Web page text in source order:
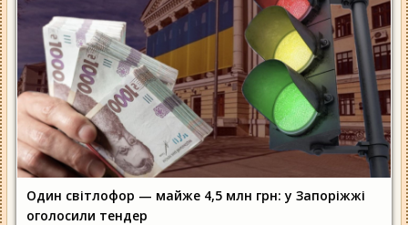
Один світлофор — майже 4,5 млн грн: у Запоріжжі
оголосили тендер